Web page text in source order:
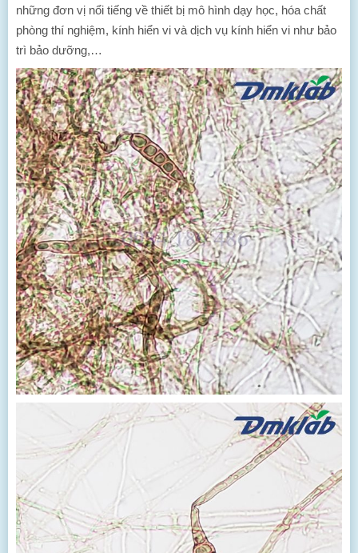
những đơn vị nổi tiếng về thiết bị mô hình dạy học, hóa chất
phòng thí nghiệm, kính hiển vi và dịch vụ kính hiển vi như bảo
trì bảo dưỡng,…